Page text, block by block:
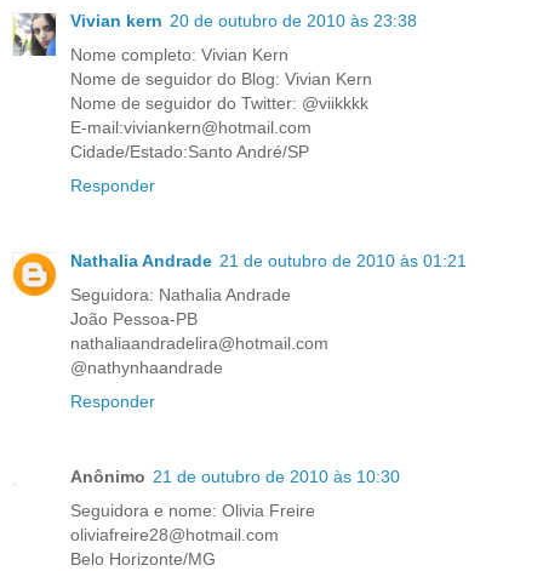
Vivian kern 20 de outubro de 2010 às 23:38
Nome completo: Vivian Kern
Nome de seguidor do Blog: Vivian Kern
Nome de seguidor do Twitter: @viikkkk
E-mail:viviankern@hotmail.com
Cidade/Estado:Santo André/SP
Responder
Nathalia Andrade 21 de outubro de 2010 às 01:21
Seguidora: Nathalia Andrade
João Pessoa-PB
nathaliaandradelira@hotmail.com
@nathynhaandrade
Responder
Anônimo 21 de outubro de 2010 às 10:30
Seguidora e nome: Olivia Freire
oliviafreire28@hotmail.com
Belo Horizonte/MG